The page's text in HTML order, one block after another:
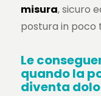
misura, sicuro
postura in poco
Le
quando la
diventa